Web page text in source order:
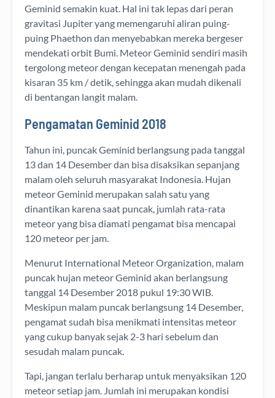
Geminid semakin kuat. Hal ini tak lepas dari peran
gravitasi Jupiter yang memengaruhi aliran puing-
puing Phaethon dan menyebabkan mereka bergeser
mendekati orbit Bumi. Meteor Geminid sendiri masih
tergolong meteor dengan kecepatan menengah pada
kisaran 35 km / detik, sehingga akan mudah dikenali
di bentangan langit malam.
Pengamatan Geminid 2018
Tahun ini, puncak Geminid berlangsung pada tanggal
13 dan 14 Desember dan bisa disaksikan sepanjang
malam oleh seluruh masyarakat Indonesia. Hujan
meteor Geminid merupakan salah satu yang
dinantikan karena saat puncak, jumlah rata-rata
meteor yang bisa diamati pengamat bisa mencapai
120 meteor per jam.
Menurut International Meteor Organization, malam
puncak hujan meteor Geminid akan berlangsung
tanggal 14 Desember 2018 pukul 19:30 WIB.
Meskipun malam puncak berlangsung 14 Desember,
pengamat sudah bisa menikmati intensitas meteor
yang cukup banyak sejak 2-3 hari sebelum dan
sesudah malam puncak.
Tapi, jangan terlalu berharap untuk menyaksikan 120
meteor setiap jam. Jumlah ini merupakan kondisi